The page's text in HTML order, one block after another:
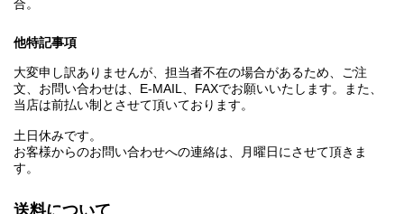
合。
他特記事項
大変申し訳ありませんが、担当者不在の場合があるため、ご注
文、お問い合わせは、E‐MAIL、FAXでお願いいたします。また、
当店は前払い制とさせて頂いております。
土日休みです。
お客様からのお問い合わせへの連絡は、月曜日にさせて頂きま
す。